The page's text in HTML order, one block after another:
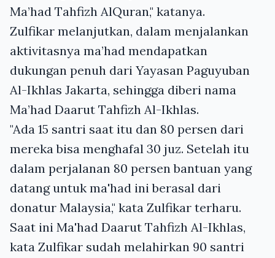
Ma’had Tahfizh AlQuran," katanya.
Zulfikar melanjutkan, dalam menjalankan
aktivitasnya ma’had mendapatkan
dukungan penuh dari Yayasan Paguyuban
Al-Ikhlas Jakarta, sehingga diberi nama
Ma’had Daarut Tahfizh Al-Ikhlas.
"Ada 15 santri saat itu dan 80 persen dari
mereka bisa menghafal 30 juz. Setelah itu
dalam perjalanan 80 persen bantuan yang
datang untuk ma'had ini berasal dari
donatur Malaysia," kata Zulfikar terharu.
Saat ini Ma'had Daarut Tahfizh Al-Ikhlas,
kata Zulfikar sudah melahirkan 90 santri